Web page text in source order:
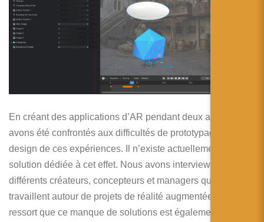
En créant des applications d’AR pendant deux ans, nous
avons été confrontés aux difficultés de prototypage et de
design de ces expériences. Il n’existe actuellement aucune
solution dédiée à cet effet. Nous avons interviewé
différents créateurs, concepteurs et managers qui
travaillent autour de projets de réalité augmentée et il en
ressort que ce manque de solutions est également exprimé